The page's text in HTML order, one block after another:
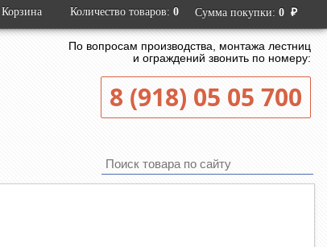
Корзина Количество товаров: 0 Сумма покупки: 0 ₽
По вопросам производства, монтажа лестниц
и ограждений звонить по номеру:
8 (918) 05 05 700